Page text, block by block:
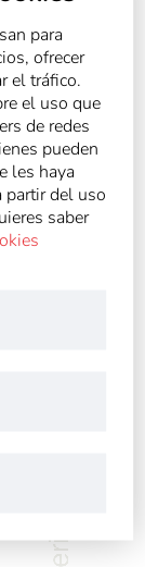
para
ofrecer
el tráfico.
el uso que
de redes
pueden
les haya
partir del uso
saber